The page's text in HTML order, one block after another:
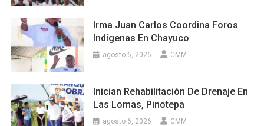
Irma Juan Carlos Coordina Foros
Indígenas En Chayuco
agosto 6, 2026 CMM
Inician Rehabilitación De Drenaje En
Las Lomas, Pinotepa
agosto 6, 2026 CMM